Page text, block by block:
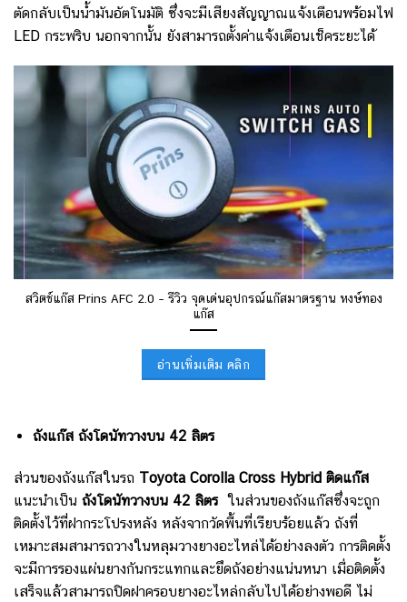
ตัดกลับเป็นน้ำมันอัตโนมัติ ซึ่งจะมีเสียงสัญญาณแจ้งเตือนพร้อมไฟ
LED กระพริบ นอกจากนั้น ยังสามารถตั้งค่าแจ้งเตือนเช็คระยะได้
สวิตช์แก๊ส Prins AFC 2.0 – รีวิว จุดเด่นอุปกรณ์แก๊สมาตรฐาน หงษ์ทอง
แก๊ส
อ่านเพิ่มเติม คลิก
ถังแก๊ส ถังโดนัทวางบน 42 ลิตร
ส่วนของถังแก๊สในรถ Toyota Corolla Cross Hybrid ติดแก๊ส
แนะนำเป็น ถังโดนัทวางบน 42 ลิตร ในส่วนของถังแก๊สซึ่งจะถูก
ติดตั้งไว้ที่ฝากระโปรงหลัง หลังจากวัดพื้นที่เรียบร้อยแล้ว ถังที่
เหมาะสมสามารถวางในหลุมวางยางอะไหล่ได้อย่างลงตัว การติดตั้ง
จะมีการรองแผ่นยางกันกระแทกและยึดถังอย่างแน่นหนา เมื่อติดตั้ง
เสร็จแล้วสามารถปิดฝาครอบยางอะไหล่กลับไปได้อย่างพอดี ไม่